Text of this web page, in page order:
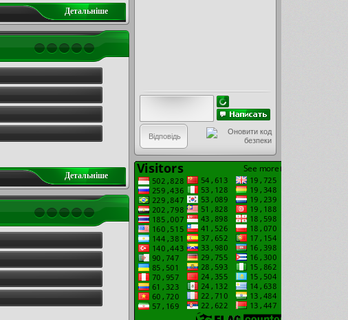
Детальнiше
Детальнiше